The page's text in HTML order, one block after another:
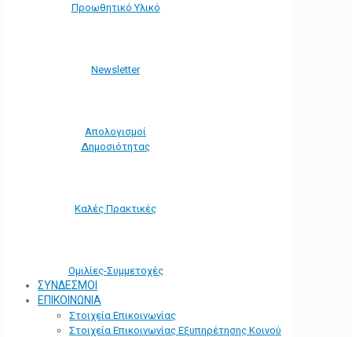
Προωθητικό Υλικό
Νewsletter
Απολογισμοί
Δημοσιότητας
Καλές Πρακτικές
Ομιλίες-Συμμετοχές
ΣΥΝΔΕΣΜΟΙ
ΕΠΙΚΟΙΝΩΝΙΑ
Στοιχεία Επικοινωνίας
Στοιχεία Επικοινωνίας Εξυπηρέτησης Κοινού